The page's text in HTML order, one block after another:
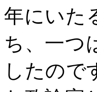
年にいた
ち、一つ
したので